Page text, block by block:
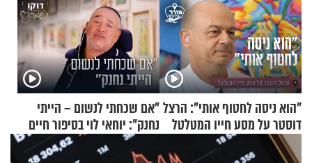
"הוא ניסה לחטוף אותי": הרצל
דוסטר על מסע חייו המטלטל
"אם שכחתי לנשום – הייתי
נחנק": יוחאי לוי בסיפור חיים
מעורר השראה